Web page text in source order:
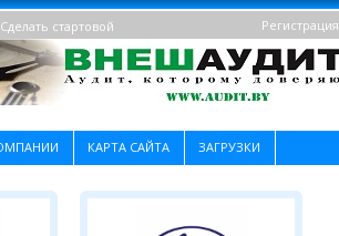
Регистрация
Сделать стартовой
КАРТА САЙТА ЗАГРУЗКИ